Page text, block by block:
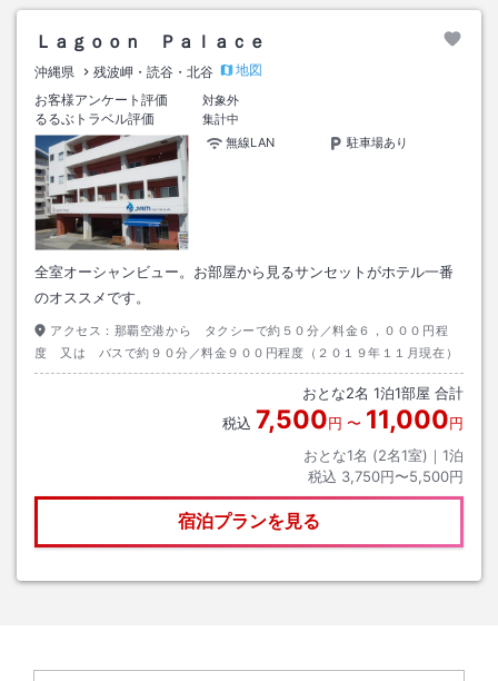
Ｌａｇｏｏｎ Ｐａｌａｃｅ
沖縄県 残波岬・読谷・北谷
地図
お客様アンケート評価
対象外
るるぶトラベル評価
集計中
無線LAN
駐車場あり
全室オーシャンビュー。お部屋から見るサンセットがホテル一番
のオススメです。
アクセス： 那覇空港から タクシーで約５０分／料金６，０００円程
度 又は バスで約９０分／料金９００円程度（２０１９年１１月現在）
おとな2名 1泊1部屋 合計
税込 7,500円 〜 11,000円
おとな1名 (2名1室)｜ 1泊
税込 3,750円〜5,500円
宿泊プランを見る